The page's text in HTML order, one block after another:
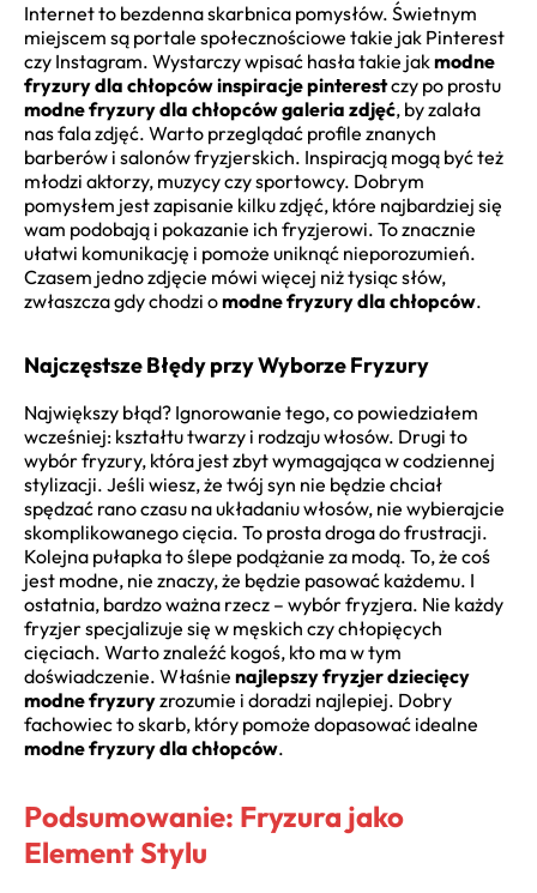
Internet to bezdenna skarbnica pomysłów. Świetnym
miejscem są portale społecznościowe takie jak Pinterest
czy Instagram. Wystarczy wpisać hasła takie jakmodne
fryzury dla chłopców inspiracje pinterestczy po prostu
modne fryzury dla chłopców galeria zdjęć, by zalała
nas fala zdjęć. Warto przeglądać profile znanych
barberów i salonów fryzjerskich. Inspiracją mogą być też
młodzi aktorzy, muzycy czy sportowcy. Dobrym
pomysłem jest zapisanie kilku zdjęć, które najbardziej się
wam podobają i pokazanie ich fryzjerowi. To znacznie
ułatwi komunikację i pomoże uniknąć nieporozumień.
Czasem jedno zdjęcie mówi więcej niż tysiąc słów,
zwłaszcza gdy chodzi omodne fryzury dla chłopców.
Najczęstsze Błędy przy Wyborze Fryzury
Największy błąd? Ignorowanie tego, co powiedziałem
wcześniej: kształtu twarzy i rodzaju włosów. Drugi to
wybór fryzury, która jest zbyt wymagająca w codziennej
stylizacji. Jeśli wiesz, że twój syn nie będzie chciał
spędzać rano czasu na układaniu włosów, nie wybierajcie
skomplikowanego cięcia. To prosta droga do frustracji.
Kolejna pułapka to ślepe podążanie za modą. To, że coś
jest modne, nie znaczy, że będzie pasować każdemu. I
ostatnia, bardzo ważna rzecz – wybór fryzjera. Nie każdy
fryzjer specjalizuje się w męskich czy chłopięcych
cięciach. Warto znaleźć kogoś, kto ma w tym
doświadczenie. Właśnie najlepszy fryzjer dziecięcy
modne fryzuryzrozumie i doradzi najlepiej. Dobry
fachowiec to skarb, który pomoże dopasować idealne
modne fryzury dla chłopców.
Podsumowanie: Fryzura jako
Element Stylu